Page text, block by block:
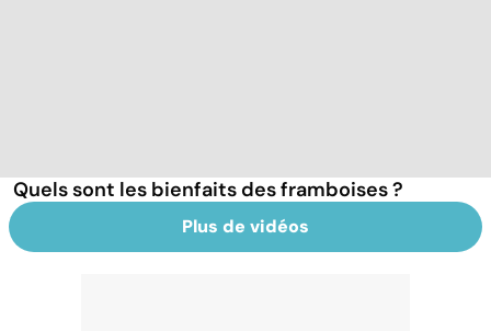
Quels sont les bienfaits des framboises ?
Plus de vidéos